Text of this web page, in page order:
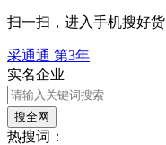
扫一扫，进入手机搜好货
采通通 第3年
实名企业
搜全网
热搜词：